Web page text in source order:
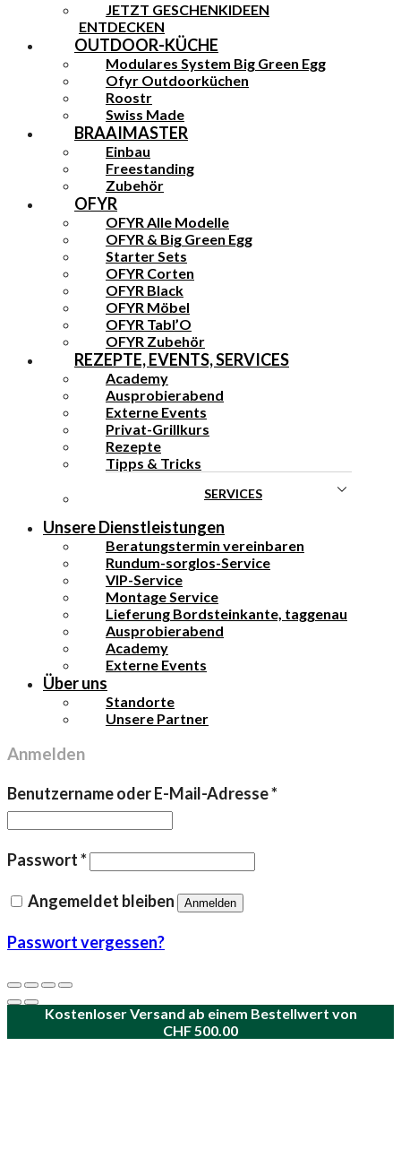
JETZT GESCHENKIDEEN
ENTDECKEN
OUTDOOR-KÜCHE
Modulares System Big Green Egg
Ofyr Outdoorküchen
Roostr
Swiss Made
BRAAIMASTER
Einbau
Freestanding
Zubehör
OFYR
OFYR Alle Modelle
OFYR & Big Green Egg
Starter Sets
OFYR Corten
OFYR Black
OFYR Möbel
OFYR Tabl’O
OFYR Zubehör
REZEPTE, EVENTS, SERVICES
Academy
Ausprobierabend
Externe Events
Privat-Grillkurs
Rezepte
Tipps & Tricks
SERVICES
Unsere Dienstleistungen
Beratungstermin vereinbaren
Rundum-sorglos-Service
VIP-Service
Montage Service
Lieferung Bordsteinkante, taggenau
Ausprobierabend
Academy
Externe Events
Über uns
Standorte
Unsere Partner
Anmelden
Benutzername oder E-Mail-Adresse*
Passwort*Erforderlich
Angemeldet bleiben Anmelden
Passwort vergessen?
Kostenloser Versand ab einem Bestellwert von
CHF 500.00